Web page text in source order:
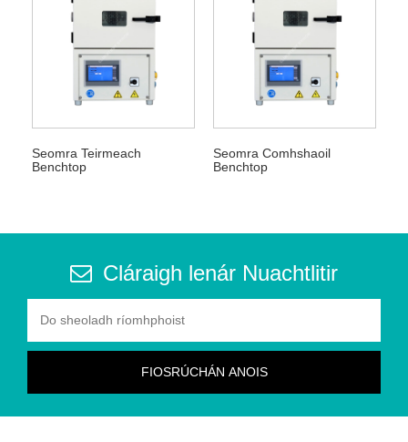
Seomra Teirmeach
Benchtop
Seomra Comhshaoil ​​
Benchtop
Cláraigh lenár Nuachtlitir